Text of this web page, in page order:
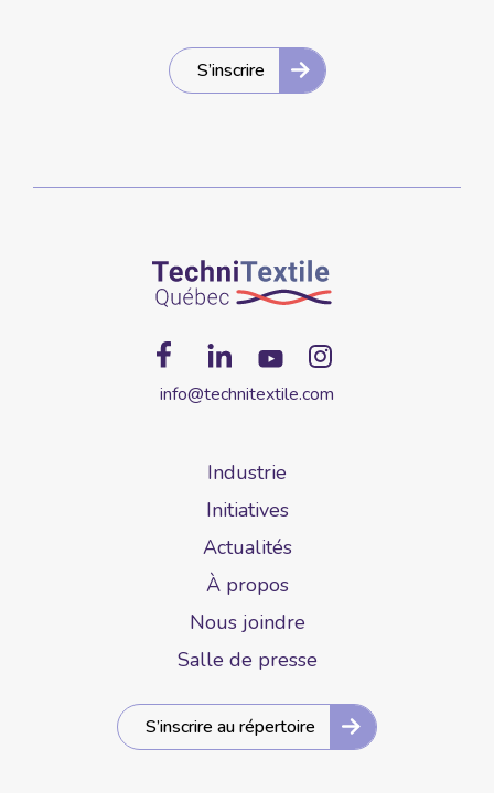
S’inscrire
info@technitextile.com
Industrie
Initiatives
Actualités
À propos
Nous joindre
Salle de presse
S’inscrire au répertoire